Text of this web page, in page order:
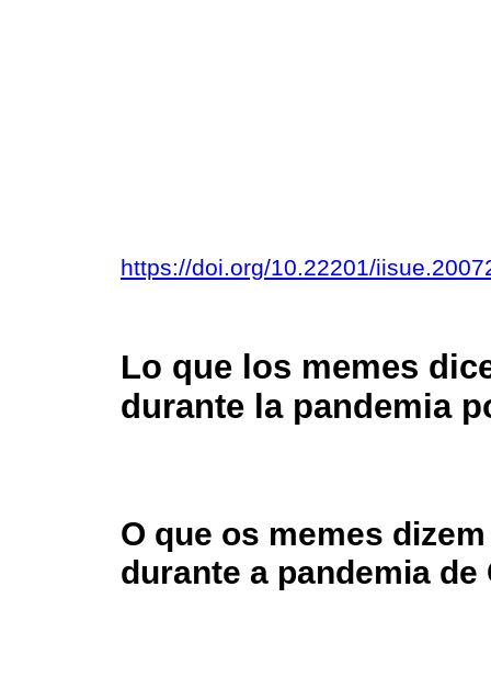
https://doi.org/10.22201/
Lo que los memes
durante la pandemia
O que os memes
durante a pandemia de